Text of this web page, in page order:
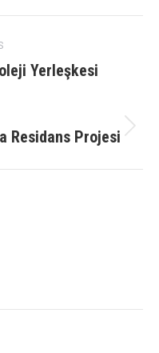
Yerleşkesi
Residans Projesi